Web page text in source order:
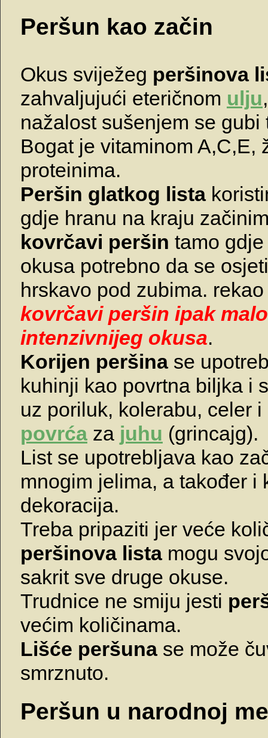
Peršun kao začin
Okus sviježeg peršinova
zahvaljujući eteričnom ulju
nažalost sušenjem se gubi
Bogat je vitaminom A,C,E,
proteinima.
Peršin glatkog lista
gdje hranu na kraju
kovrčavi peršin tamo
okusa potrebno da se
hrskavo pod zubima.
kovrčavi peršin ipak malo
intenzivnijeg okusa.
Korijen peršinase
kuhinji kao povrtna biljka i
uz poriluk, kolerabu, celer i
povrća za juhu (grincajg).
List se upotrebljava kao
mnogim jelima, a također i
dekoracija.
Treba pripaziti jer veće
peršinova listamogu
sakrit sve druge okuse.
Trudnice ne smiju jesti
većim količinama.
Lišće peršunase može
smrznuto.
Peršun u narodnoj